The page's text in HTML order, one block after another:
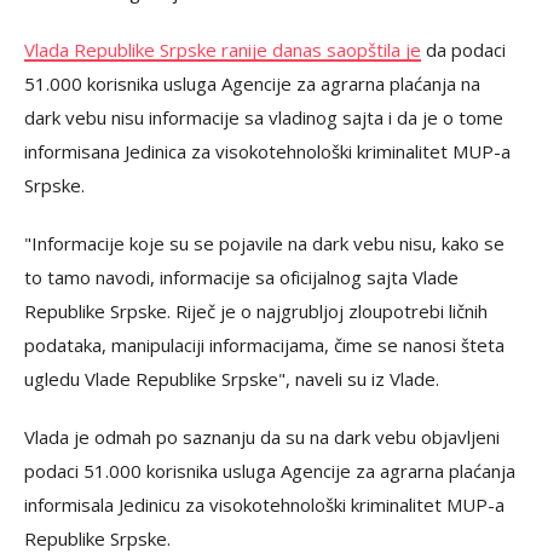
Vlada Republike Srpske ranije danas saopštila je da podaci
51.000 korisnika usluga Agencije za agrarna plaćanja na
dark vebu nisu informacije sa vladinog sajta i da je o tome
informisana Jedinica za visokotehnološki kriminalitet MUP-a
Srpske.
"Informacije koje su se pojavile na dark vebu nisu, kako se
to tamo navodi, informacije sa oficijalnog sajta Vlade
Republike Srpske. Riječ je o najgrubljoj zloupotrebi ličnih
podataka, manipulaciji informacijama, čime se nanosi šteta
ugledu Vlade Republike Srpske", naveli su iz Vlade.
Vlada je odmah po saznanju da su na dark vebu objavljeni
podaci 51.000 korisnika usluga Agencije za agrarna plaćanja
informisala Jedinicu za visokotehnološki kriminalitet MUP-a
Republike Srpske.